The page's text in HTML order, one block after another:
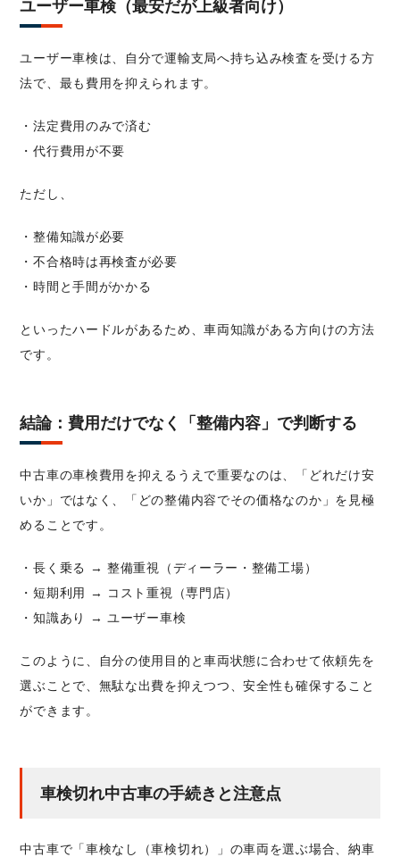
ユーザー車検（最安だが上級者向け）
ユーザー車検は、自分で運輸支局へ持ち込み検査を受ける方
法で、最も費用を抑えられます。
・法定費用のみで済む
・代行費用が不要
ただし、
・整備知識が必要
・不合格時は再検査が必要
・時間と手間がかかる
といったハードルがあるため、車両知識がある方向けの方法
です。
結論：費用だけでなく「整備内容」で判断する
中古車の車検費用を抑えるうえで重要なのは、「どれだけ安
いか」ではなく、「どの整備内容でその価格なのか」を見極
めることです。
・長く乗る → 整備重視（ディーラー・整備工場）
・短期利用 → コスト重視（専門店）
・知識あり → ユーザー車検
このように、自分の使用目的と車両状態に合わせて依頼先を
選ぶことで、無駄な出費を抑えつつ、安全性も確保すること
ができます。
車検切れ中古車の手続きと注意点
中古車で「車検なし（車検切れ）」の車両を選ぶ場合、納車